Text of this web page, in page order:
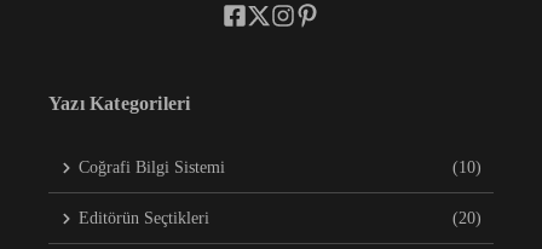
Yazı Kategorileri
Coğrafi Bilgi Sistemi (10)
Editörün Seçtikleri (20)